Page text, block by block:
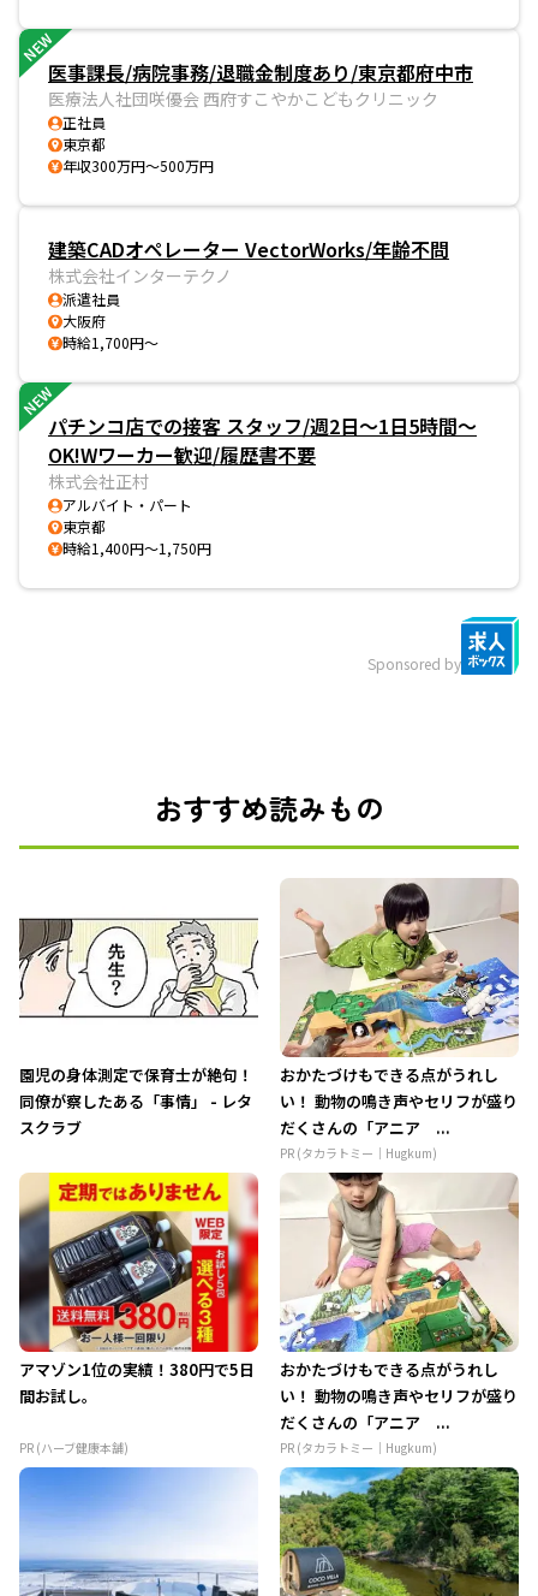
NEW
医事課長/病院事務/退職金制度あり/東京都府中市
医療法人社団咲優会 西府すこやかこどもクリニック
正社員
東京都
年収300万円～500万円
建築CADオペレーター VectorWorks/年齢不問
株式会社インターテクノ
派遣社員
大阪府
時給1,700円～
NEW
パチンコ店での接客 スタッフ/週2日～1日5時間～
OK!Wワーカー歓迎/履歴書不要
株式会社正村
アルバイト・パート
東京都
時給1,400円～1,750円
Sponsored by
おすすめ読みもの
園児の身体測定で保育士が絶句！
同僚が察したある「事情」 - レタ
スクラブ
おかたづけもできる点がうれし
い！ 動物の鳴き声やセリフが盛り
だくさんの「アニア ...
PR (タカラトミー｜Hugkum)
アマゾン1位の実績！380円で5日
間お試し。
PR (ハーブ健康本舗)
おかたづけもできる点がうれし
い！ 動物の鳴き声やセリフが盛り
だくさんの「アニア ...
PR (タカラトミー｜Hugkum)